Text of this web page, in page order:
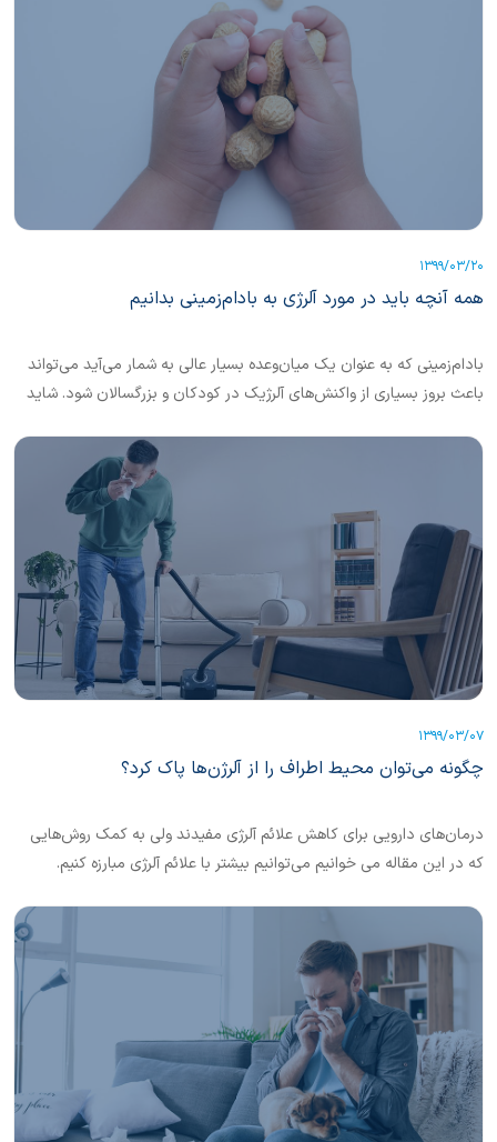
1399/03/20
همه آنچه باید در مورد آلرژی به بادام‌زمینی بدانیم
بادام‌زمینی که به عنوان یک میان‌وعده بسیار عالی به شمار می‌آید می‌تواند
باعث بروز بسیاری از واکنش‌های آلرژیک در کودکان و بزرگسالان شود. شاید
باعث بروز چه حساسیت‌های شدیدی شود. اما می‌توانیم با افزایش آگاهی
خود نسبت به این ماده غذایی و اجتناب از خوردن آن، شدت خطر بروز
حساسیت و علائم آن را کاهش دهیم.
1399/03/07
چگونه می‌توان محیط اطراف را از آلرژن‌ها پاک کرد؟
درمان‌های دارویی برای کاهش علائم آلرژی مفیدند ولی به کمک روش‌هایی
که در این مقاله می خوانیم می‌توانیم بیشتر با علائم آلرژی مبارزه کنیم.